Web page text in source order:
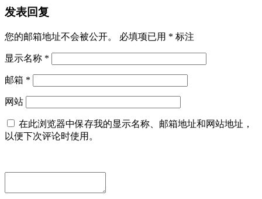
发表回复
您的邮箱地址不会被公开。 必填项已用 * 标注
显示名称 *
邮箱 *
网站
在此浏览器中保存我的显示名称、邮箱地址和网站地址，
以便下次评论时使用。